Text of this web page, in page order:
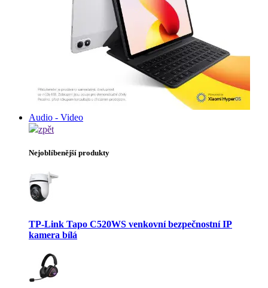
Audio - Video
zpět
Nejoblíbenější produkty
TP-Link Tapo C520WS venkovní bezpečnostní IP
kamera bílá